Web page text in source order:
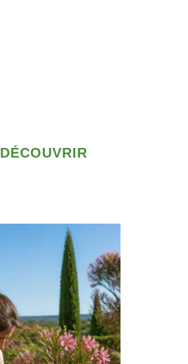
DÉCOUVRIR